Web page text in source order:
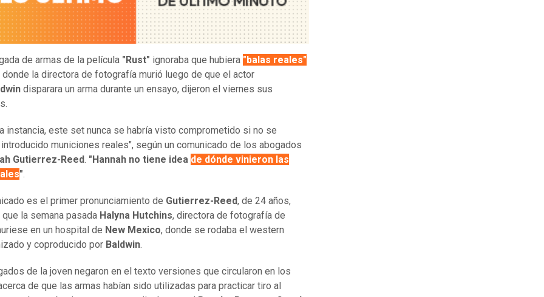
de armas de la película "Rust" ignoraba que hubiera "balas reales"
la directora de fotografía murió luego de que el actor
disparara un arma durante un ensayo, dijeron el viernes sus
instancia, este set nunca se habría visto comprometido si no se
municiones reales", según un comunicado de los abogados
Gutierrez-Reed. "Hannah no tiene idea de dónde vinieron las
".
es el primer pronunciamiento de Gutierrez-Reed, de 24 años,
la semana pasada Halyna Hutchins, directora de fotografía de
en un hospital de New Mexico, donde se rodaba el western
y coproducido por Baldwin.
de la joven negaron en el texto versiones que circularon en los
de que las armas habían sido utilizadas para practicar tiro al